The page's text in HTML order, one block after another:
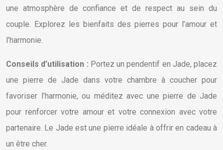
une atmosphère de confiance et de respect au sein du
couple. Explorez les bienfaits des pierres pour l’amour et
l’harmonie.
Conseils d’utilisation : Portez un pendentif en Jade, placez
une pierre de Jade dans votre chambre à coucher pour
favoriser l’harmonie, ou méditez avec une pierre de Jade
pour renforcer votre amour et votre connexion avec votre
partenaire. Le Jade est une pierre idéale à offrir en cadeau à
un être cher.